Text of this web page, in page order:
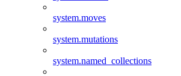
system.moves
system.mutations
system.named_collections